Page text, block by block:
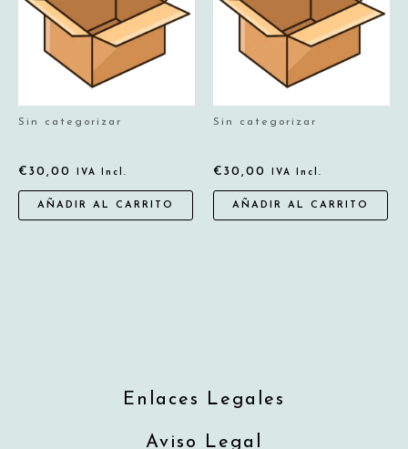
Sin categorizar
€ 30,00 IVA Incl.
AÑADIR AL CARRITO
Sin categorizar
€ 30,00 IVA Incl.
AÑADIR AL CARRITO
Enlaces Legales
Aviso Legal